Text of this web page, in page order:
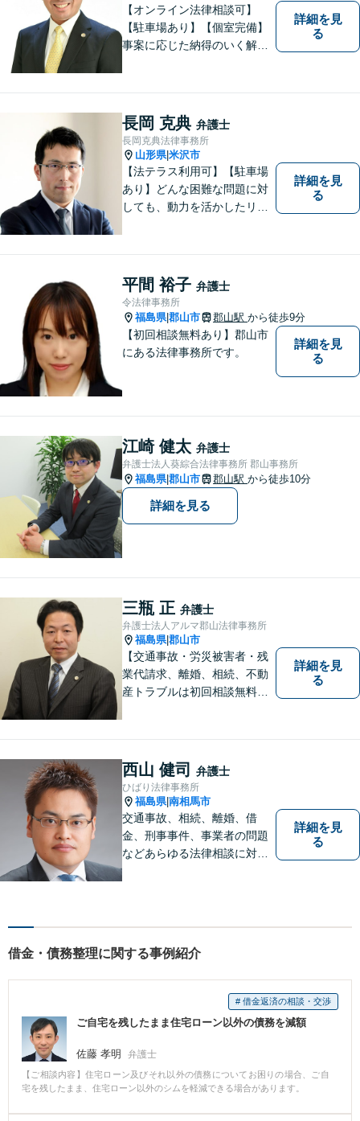
【オンライン法律相談可】
【駐車場あり】【個室完備】
事案に応じた納得のいく解決
詳細を見
る
長岡 克典 弁護士
長岡克典法律事務所
山形県|米沢市
【法テラス利用可】【駐車場
あり】どんな困難な問題に対
しても、動力を活かしたリー
いた案件は1日でも早く解決す
るよう努力することで早期解
決を目指します。 お気軽にご
相談ください。
詳細を見
る
平間 裕子 弁護士
令法律事務所
福島県|郡山市 郡山駅 から徒歩9分
【初回相談無料あり】郡山市
にある法律事務所です。
詳細を見
る
江崎 健太 弁護士
弁護士法人葵綜合法律事務所 郡山事務所
福島県|郡山市 郡山駅 から徒歩10分
詳細を見る
三瓶 正 弁護士
弁護士法人アルマ郡山法律事務所
福島県|郡山市
【交通事故・労災被害者・残
業代請求、離婚、相続、不動
産トラブルは初回相談無料】
は着手金0円です。【電話相談
も可能】
詳細を見
る
西山 健司 弁護士
ひばり法律事務所
福島県|南相馬市
交通事故、相続、離婚、借
金、刑事事件、事業者の問題
などあらゆる法律相談に対応
ごとがありましたら、まずは
詳細を見
る
借金・債務整理に関する事例紹介
# 借金返済の相談・交渉
ご自宅を残したまま住宅ローン以外の債務を減額
佐藤 孝明 弁護士
【ご相談内容】住宅ローン及びそれ以外の債務についてお困りの場合、ご自
宅を残したまま、住宅ローン以外のシムを軽減できる場合があります。